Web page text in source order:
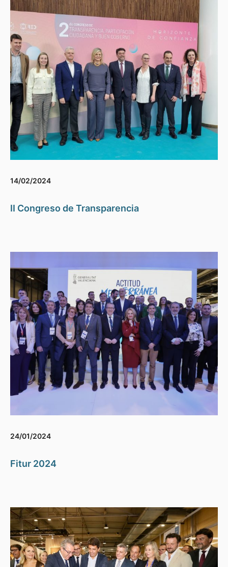
14/02/2024
II Congreso de Transparencia
24/01/2024
Fitur 2024